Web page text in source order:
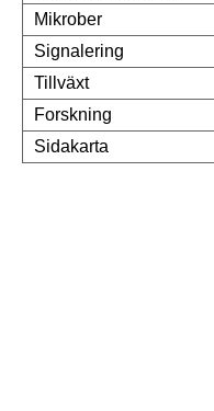
Mikrober
Signalering
Tillväxt
Forskning
Sidakarta